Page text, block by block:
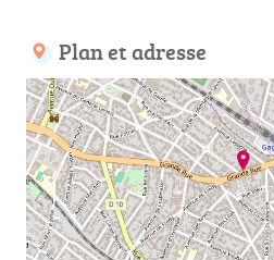
Plan et adresse